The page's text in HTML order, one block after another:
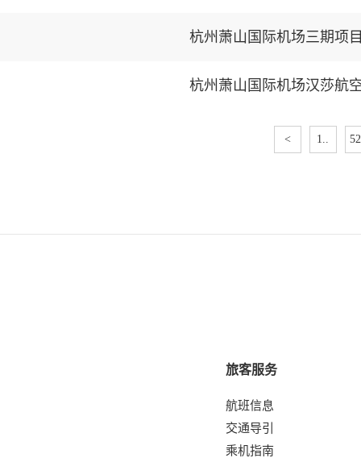
杭州萧山国际机场三期项
杭州萧山国际机场汉莎航
< 1..
旅客服务
航班信息
交通导引
乘机指南